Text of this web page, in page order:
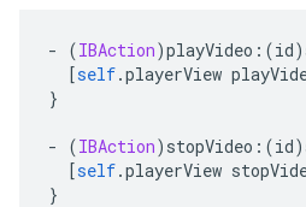
- (IBAction)playVideo :(id)
[self.playerView
}
- (IBAction) stopVideo :(id)
[self.playerView
}